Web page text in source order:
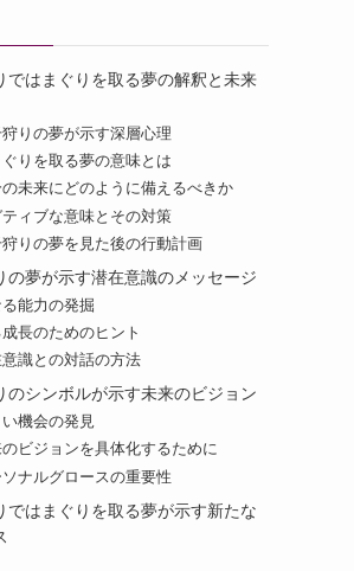
ではまぐりを取る夢の解釈と未来
りの夢が示す深層心理
ぐりを取る夢の意味とは
の未来にどのように備えるべきか
ティブな意味とその対策
りの夢を見た後の行動計画
の夢が示す潜在意識のメッセージ
る能力の発掘
長のためのヒント
識との対話の方法
のシンボルが示す未来のビジョン
い機会の発見
ビジョンを具体化するために
ナルグロースの重要性
ではまぐりを取る夢が示す新たな